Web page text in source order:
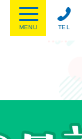
TEL
MENU